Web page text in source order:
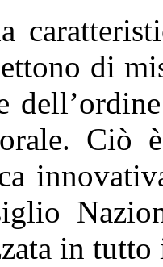
di
Ciò
in tutto